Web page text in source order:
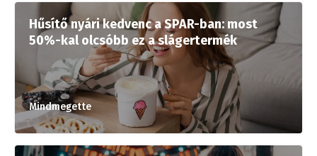
Hűsítő nyári kedvenc a SPAR-ban: most
50%-kal olcsóbb ez a slágertermék
Mindmegette